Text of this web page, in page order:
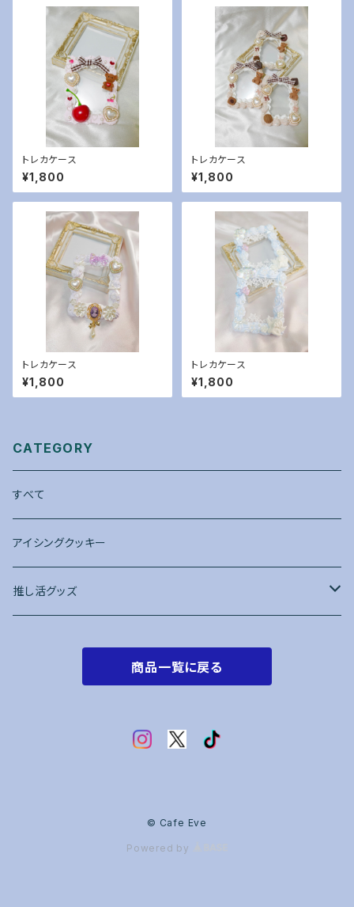
トレカケース
¥1,800
トレカケース
¥1,800
トレカケース
¥1,800
トレカケース
¥1,800
CATEGORY
すべて
アイシングクッキー
推し活グッズ
商品一覧に戻る
© Cafe Eve
Powered by